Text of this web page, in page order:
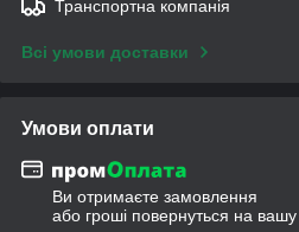
Транспортна компанія
Всі умови доставки
Умови оплати
Ви отримаєте замовлення
або гроші повернуться на вашу